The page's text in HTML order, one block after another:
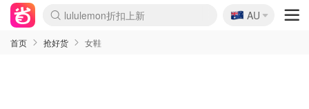
lululemon折扣上新
Sasa美妆护肤3.5折
SSENSE年中3折
FreshBeauty好价汇总
Cettire降价+叠9折
WWS Coles超市实拍
viagogo二手票捡漏
Myer超级周末1折
The Outnet奢牌1折起
David Jones 3折起
Flannels大牌1折
Perfumes Club护肤1折
AMIRO返校季6.2折
Amazon折扣汇总
eToro入金$200送$50
Amazon数码好物
ICONIC本周7.5折
ThedoubleF高奢地板价
Moose Knuckles 6折
丝芙兰5折起
EUFY官网3.7折起
Selenichast首饰2折
Trip机票酒店促销
YSL送5件彩妆礼
Amazon家居好物
Amazon美妆护肤
雅漾大喷$8
过敏原检测盒$33
伊索独家赠50ml沐浴露
科颜氏清仓3折
SEALIFE海洋馆门票6折
丝塔芙大白罐$16
订阅Newsletter送香薰
Cult Beauty 6.8折
Harrods圣诞日历2.3折
LN-CC奢牌私促3折
d'Alba空姐喷雾$16
EVE LOM套装逆天2折
Bernardelli独家4折
Adore Beauty 6折起
CT圣诞日历
Mytheresa奢品2.7折
Luxury Escapes 9折
Currentbody美容仪9折
MOON Garden Live
Roborock扫地机3.7折
Tingo Life水杯$24
Valentino官网5折
CR洗发护发6.3折
修丽可套装7.4折
Myer彩妆2件7折
GANNI官网4.5折
Stylevana韩妆4折
Tessabit高奢8.5折
OGX洗护4折
Amazon阿德莱德次日达
卡诗8.5折+赠礼
Philips Hue灯具8折
🇦🇺
AU
首页 抢好货 女鞋